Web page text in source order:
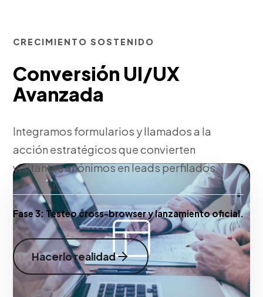
CRECIMIENTO SOSTENIDO
Conversión UI/UX
Avanzada
Integramos formularios y llamados a la
acción estratégicos que convierten
visitantes anónimos en leads perfilados.
Fase 3: Testeo cross-browser y lanzamiento oficial.
Hacerlo realidad